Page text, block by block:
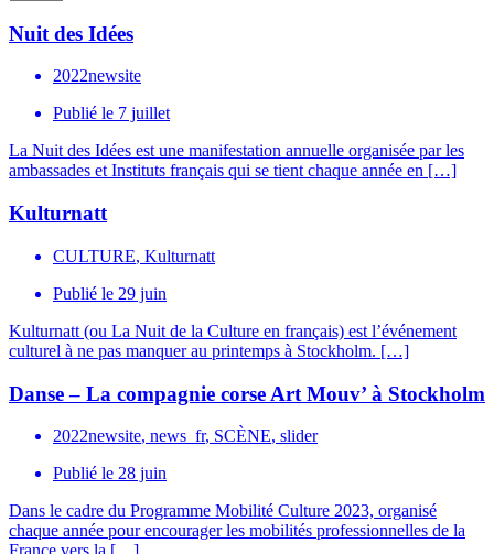
Nuit des Idées
2022newsite
Publié le 7 juillet
La Nuit des Idées est une manifestation annuelle organisée par les
ambassades et Instituts français qui se tient chaque année en […]
Kulturnatt
CULTURE, Kulturnatt
Publié le 29 juin
Kulturnatt (ou La Nuit de la Culture en français) est l’événement
culturel à ne pas manquer au printemps à Stockholm. […]
Danse – La compagnie corse Art Mouv’ à Stockholm
2022newsite, news_fr, SCÈNE, slider
Publié le 28 juin
Dans le cadre du Programme Mobilité Culture 2023, organisé
chaque année pour encourager les mobilités professionnelles de la